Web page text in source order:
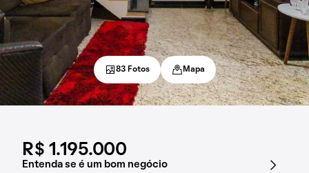
R$ 1.195.000
Entenda se é um bom negócio
83 Fotos Mapa